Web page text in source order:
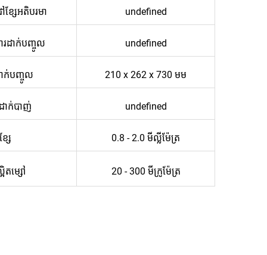
ខ្សែអតិបរមា undefined
រដាក់បញ្ចូល undefined
ក់បញ្ចូល 210 x 262 x 730 មម
ាក់​បាញ់ undefined
សែ 0.8 - 2.0 មីល្លីម៉ែត្រ
ត​ម្សៅ 20 - 300 មីក្រូម៉ែត្រ